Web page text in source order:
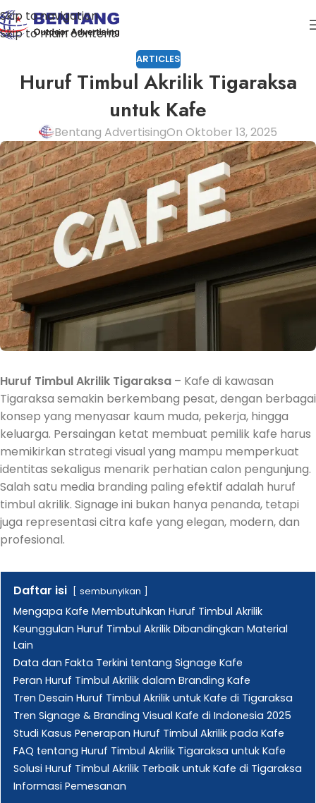
Skip to navigation
Skip to main content
ARTICLES
Huruf Timbul Akrilik Tigaraksa
untuk Kafe
Bentang AdvertisingOn Oktober 13, 2025
Huruf Timbul Akrilik Tigaraksa – Kafe di kawasan
Tigaraksa semakin berkembang pesat, dengan berbagai
konsep yang menyasar kaum muda, pekerja, hingga
keluarga. Persaingan ketat membuat pemilik kafe harus
memikirkan strategi visual yang mampu memperkuat
identitas sekaligus menarik perhatian calon pengunjung.
Salah satu media branding paling efektif adalah huruf
timbul akrilik. Signage ini bukan hanya penanda, tetapi
juga representasi citra kafe yang elegan, modern, dan
profesional.
Daftar isi sembunyikan
Mengapa Kafe Membutuhkan Huruf Timbul Akrilik
Keunggulan Huruf Timbul Akrilik Dibandingkan Material
Lain
Data dan Fakta Terkini tentang Signage Kafe
Peran Huruf Timbul Akrilik dalam Branding Kafe
Tren Desain Huruf Timbul Akrilik untuk Kafe di Tigaraksa
Tren Signage & Branding Visual Kafe di Indonesia 2025
Studi Kasus Penerapan Huruf Timbul Akrilik pada Kafe
FAQ tentang Huruf Timbul Akrilik Tigaraksa untuk Kafe
Solusi Huruf Timbul Akrilik Terbaik untuk Kafe di Tigaraksa
Informasi Pemesanan